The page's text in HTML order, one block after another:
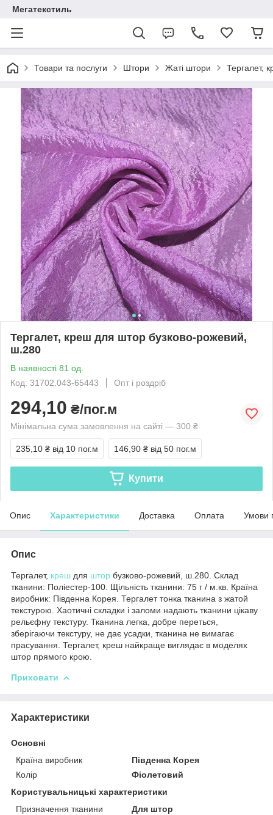
Мегатекстиль
Товари та послуги Штори Жаті штори Тергалет,
Тергалет, креш для штор бузково-рожевий,
ш.280
В наявності 81 од.
Код: 31702.043-65443
Опт і роздріб
294,10 ₴/пог.м
Мінімальна сума замовлення на сайті — 300 ₴
235,10 ₴ від 10 пог.м 146,90 ₴ від 50 пог.м
Купити
Опис Характеристики Доставка Оплата Умови
Опис
Тергалет, креш для штор бузково-рожевий, ш.280. Склад
тканини: Поліестер-100. Щільність тканини: 75 г / м.кв. Країна
виробник: Південна Корея. Тергалет тонка тканина з жатой
текстурою. Хаотичні складки і заломи надають тканини цікаву
рельєфну текстуру. Тканина легка, добре переться,
зберігаючи текстуру, не дає усадки, тканина не вимагає
прасування. Тергалет, креш найкраще виглядає в моделях
штор прямого крою.
Приховати
Характеристики
Основні
Країна виробник
Південна Корея
Колір
Фіолетовий
Користувальницькі характеристики
Призначення тканини
Для штор